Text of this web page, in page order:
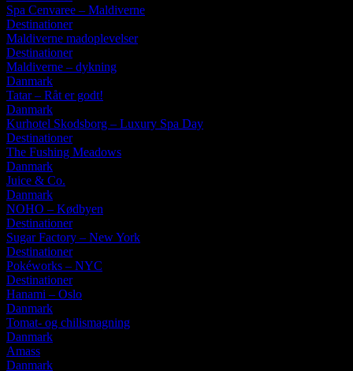
Spa Cenvaree – Maldiverne
Destinationer
Maldiverne madoplevelser
Destinationer
Maldiverne – dykning
Danmark
Tatar – Råt er godt!
Danmark
Kurhotel Skodsborg – Luxury Spa Day
Destinationer
The Fushing Meadows
Danmark
Juice & Co.
Danmark
NOHO – Kødbyen
Destinationer
Sugar Factory – New York
Destinationer
Pokéworks – NYC
Destinationer
Hanami – Oslo
Danmark
Tomat- og chilismagning
Danmark
Amass
Danmark